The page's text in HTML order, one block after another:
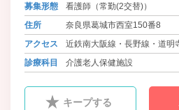
募集形態
看護師（常勤(2交替)）
住所
奈良県葛城市西室150番8
アクセス
近鉄南大阪線・長野線・道明
近鉄南大阪線・長野線・道明
診療科目 介護老人保健施設
キープする